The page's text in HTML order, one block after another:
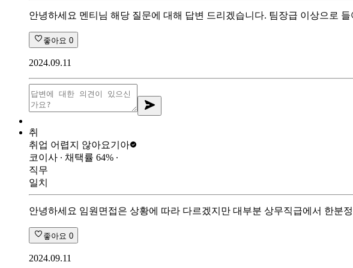
안녕하세요 멘티님 해당 질문에 대해 답변 드리겠습니다. 팀장급 이상으로
좋아요 0
2024.09.11
취
취업 어렵지 않아요기아
코이사 ∙ 채택률 64% ∙
직무
일치
안녕하세요 임원면접은 상황에 따라 다르겠지만 대부분 상무직급에서 한분
좋아요 0
2024.09.11